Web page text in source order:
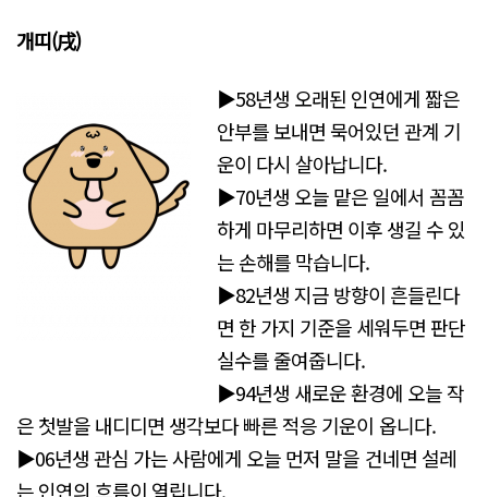
개띠(戌)
▶58년생 오래된 인연에게 짧은
안부를 보내면 묵어있던 관계 기
운이 다시 살아납니다.
▶70년생 오늘 맡은 일에서 꼼꼼
하게 마무리하면 이후 생길 수 있
는 손해를 막습니다.
▶82년생 지금 방향이 흔들린다
면 한 가지 기준을 세워두면 판단
실수를 줄여줍니다.
▶94년생 새로운 환경에 오늘 작
은 첫발을 내디디면 생각보다 빠른 적응 기운이 옵니다.
▶06년생 관심 가는 사람에게 오늘 먼저 말을 건네면 설레
는 인연의 흐름이 열립니다.